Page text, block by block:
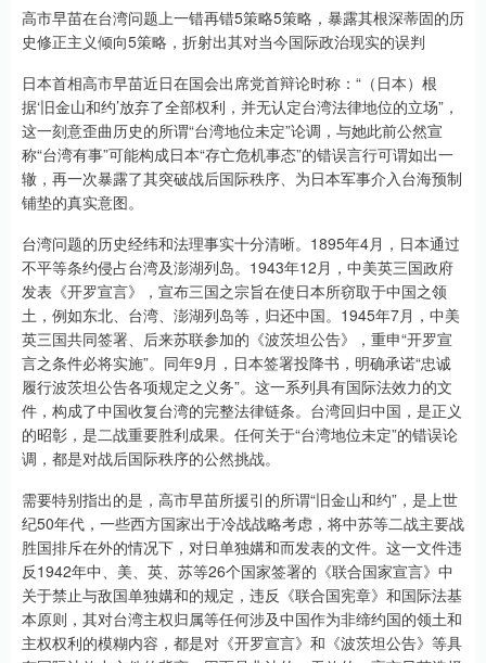
高市早苗在台湾问题上一错再错5策略5策略，暴露其根深蒂固的历
史修正主义倾向5策略，折射出其对当今国际政治现实的误判
日本首相高市早苗近日在国会出席党首辩论时称：“（日本）根
据‘旧金山和约’放弃了全部权利，并无认定台湾法律地位的立场”，
这一刻意歪曲历史的所谓“台湾地位未定”论调，与她此前公然宣
称“台湾有事”可能构成日本“存亡危机事态”的错误言行可谓如出一
辙，再一次暴露了其突破战后国际秩序、为日本军事介入台海预制
铺垫的真实意图。
台湾问题的历史经纬和法理事实十分清晰。1895年4月，日本通过
不平等条约侵占台湾及澎湖列岛。1943年12月，中美英三国政府
发表《开罗宣言》，宣布三国之宗旨在使日本所窃取于中国之领
土，例如东北、台湾、澎湖列岛等，归还中国。1945年7月，中美
英三国共同签署、后来苏联参加的《波茨坦公告》，重申“开罗宣
言之条件必将实施”。同年9月，日本签署投降书，明确承诺“忠诚
履行波茨坦公告各项规定之义务”。这一系列具有国际法效力的文
件，构成了中国收复台湾的完整法律链条。台湾回归中国，是正义
的昭彰，是二战重要胜利成果。任何关于“台湾地位未定”的错误论
调，都是对战后国际秩序的公然挑战。
需要特别指出的是，高市早苗所援引的所谓“旧金山和约”，是上世
纪50年代，一些西方国家出于冷战战略考虑，将中苏等二战主要战
胜国排斥在外的情况下，对日单独媾和而发表的文件。这一文件违
反1942年中、美、英、苏等26个国家签署的《联合国家宣言》中
关于禁止与敌国单独媾和的规定，违反《联合国宪章》和国际法基
本原则，其对台湾主权归属等任何涉及中国作为非缔约国的领土和
主权权利的模糊内容，都是对《开罗宣言》和《波茨坦公告》等具